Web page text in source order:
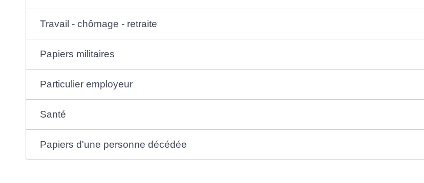
Travail - chômage - retraite
Papiers militaires
Particulier employeur
Santé
Papiers d'une personne décédée